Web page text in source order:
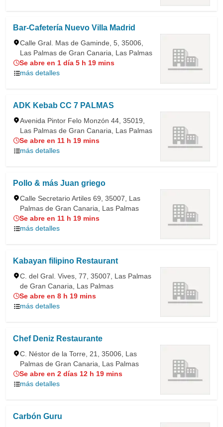
Bar-Cafetería Nuevo Villa Madrid
Calle Gral. Mas de Gaminde, 5, 35006,
Las Palmas de Gran Canaria, Las Palmas
Se abre en 1 día 5 h 19 mins
más detalles
ADK Kebab CC 7 PALMAS
Avenida Pintor Felo Monzón 44, 35019,
Las Palmas de Gran Canaria, Las Palmas
Se abre en 11 h 19 mins
más detalles
Pollo & más Juan griego
Calle Secretario Artiles 69, 35007, Las
Palmas de Gran Canaria, Las Palmas
Se abre en 11 h 19 mins
más detalles
Kabayan filipino Restaurant
C. del Gral. Vives, 77, 35007, Las Palmas
de Gran Canaria, Las Palmas
Se abre en 8 h 19 mins
más detalles
Chef Deniz Restaurante
C. Néstor de la Torre, 21, 35006, Las
Palmas de Gran Canaria, Las Palmas
Se abre en 2 días 12 h 19 mins
más detalles
Carbón Guru